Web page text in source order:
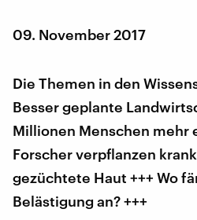
09. November 2017
Die Themen in den
Besser geplante
Millionen Menschen mehr
Forscher verpflanzen
gezüchtete Haut +++ Wo
Belästigung an? +++